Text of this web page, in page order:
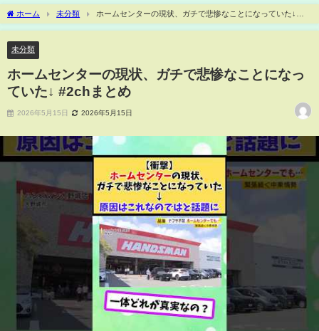
ホーム 未分類
ホームセンターの現状、ガチで悲惨なことになっていた↓
#2chまとめ
未分類
ホームセンターの現状、ガチで悲惨なことになっ
ていた↓ #2chまとめ
2026年5月15日 2026年5月15日